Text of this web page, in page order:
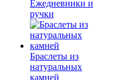
Ежедневники и
ручки
Браслеты из
натуральных
камней